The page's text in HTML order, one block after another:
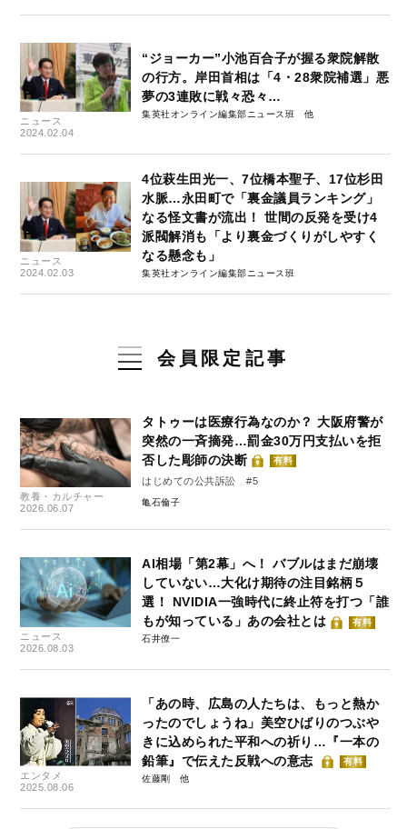
ニュース
2024.02.04
“ジョーカー”小池百合子が握る衆院解散
の行方。岸田首相は「4・28衆院補選」悪
夢の3連敗に戦々恐々…
集英社オンライン編集部ニュース班
ニュース
2024.02.03
4位萩生田光一、7位橋本聖子、17位杉田
水脈…永田町で「裏金議員ランキング」
なる怪文書が流出！ 世間の反発を受け4
派閥解消も「より裏金づくりがしやすく
なる懸念も」
集英社オンライン編集部ニュース班
会員限定記事
教養・カルチャー
2026.06.07
タトゥーは医療行為なのか？ 大阪府警が
突然の一斉摘発…罰金30万円支払いを拒
否した彫師の決断
有料
はじめての公共訴訟 #5
亀石倫子
ニュース
2026.08.03
AI相場「第2幕」へ！ バブルはまだ崩壊
していない…大化け期待の注目銘柄５
選！ NVIDIA一強時代に終止符を打つ「誰
もが知っている」あの会社とは
有料
石井僚一
エンタメ
2025.08.06
「あの時、広島の人たちは、もっと熱か
ったのでしょうね」美空ひばりのつぶや
きに込められた平和への祈り…『一本の
鉛筆』で伝えた反戦への意志
有料
佐藤剛